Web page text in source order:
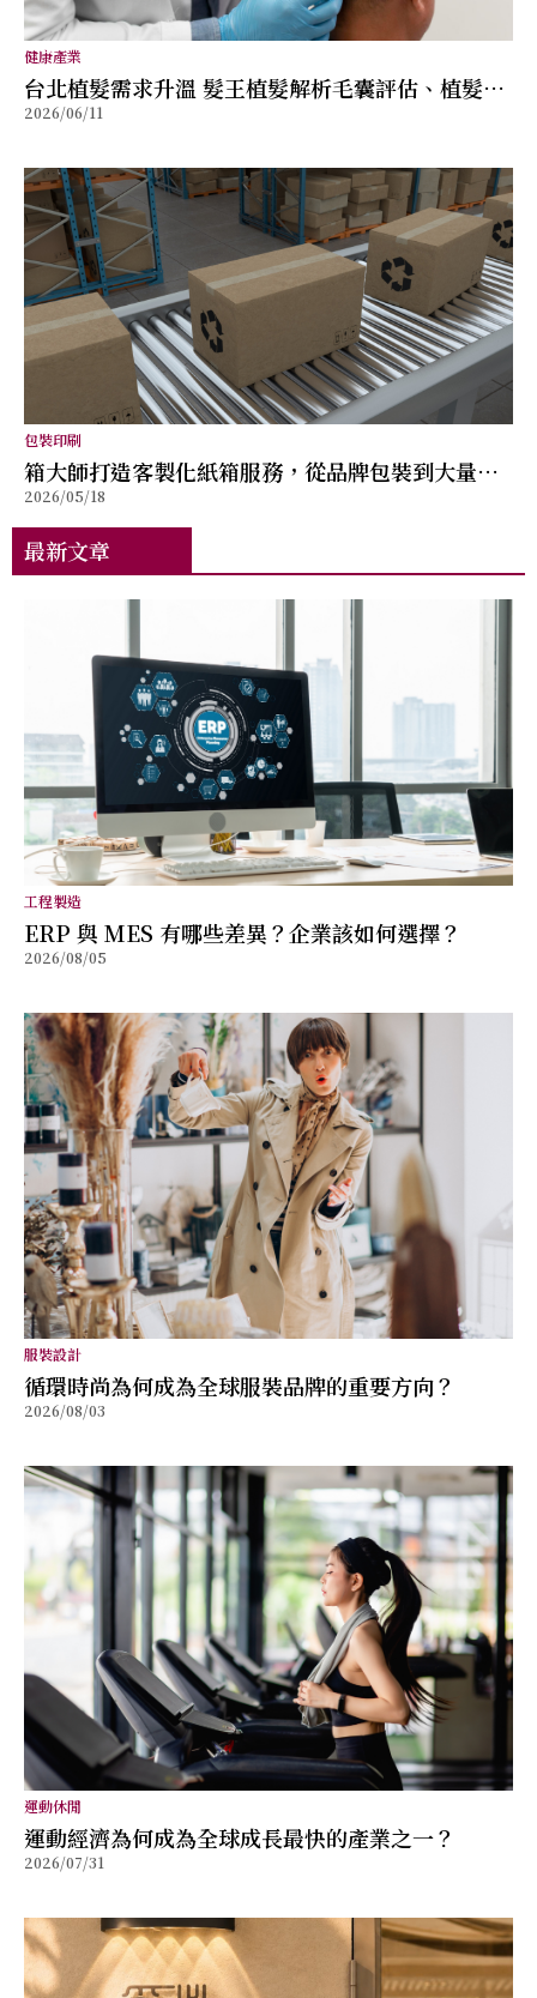
健康產業
台北植髮需求升溫 髮王植髮解析毛囊評估、植髮規
劃與術後管理重點
2026/06/11
包裝印刷
箱大師打造客製化紙箱服務，從品牌包裝到大量出
貨提供完整解決方案
2026/05/18
最新文章
工程製造
ERP 與 MES 有哪些差異？企業該如何選擇？
2026/08/05
服裝設計
循環時尚為何成為全球服裝品牌的重要方向？
2026/08/03
運動休閒
運動經濟為何成為全球成長最快的產業之一？
2026/07/31